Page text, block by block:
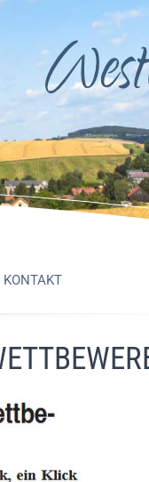
KONTAKT